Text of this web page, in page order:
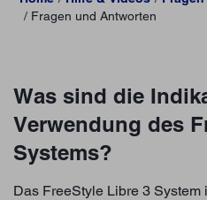
Fragen und Antworten
Was sind die
Verwendung des
Systems?
Das FreeStyle Libre 3 System